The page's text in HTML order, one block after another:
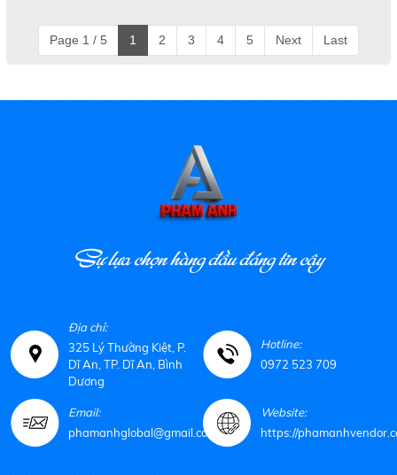
Page 1 / 5 1 2 3 4 5 Next Last
Sự lựa chọn hàng đầu đáng tin cậy
Địa chỉ:
325 Lý Thường Kiệt, P.
Dĩ An, TP. Dĩ An, Bình
Dương
Hotline:
0972 523 709
Email:
phamanhglobal@gmail.com
Website:
https://